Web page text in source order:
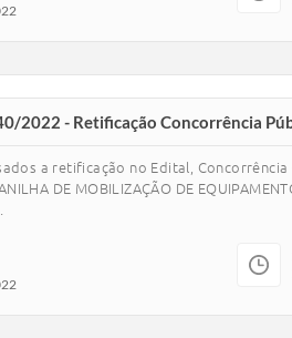
2022 - Retificação Concorrência
a retificação no Edital, Concorrência
DE MOBILIZAÇÃO DE